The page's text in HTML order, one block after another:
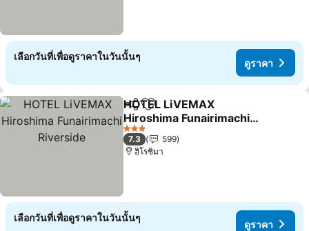
เลือกวันที่เพื่อดูราคาในวันนั้นๆ
ดูราคา
แชร์ เพิ่มในรายการโปรด
HOTEL LiVEMAX
Hiroshima Funairimachi
Riverside
ดูราคา
3 ดาว
7.3
599
ฮิโรชิมา
เลือกวันที่เพื่อดูราคาในวันนั้นๆ
ดูราคา